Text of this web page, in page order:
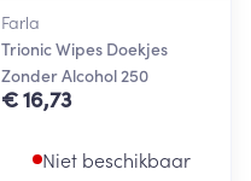
Farla
Trionic Wipes Doekjes
Zonder Alcohol 250
€ 16,73
Niet beschikbaar